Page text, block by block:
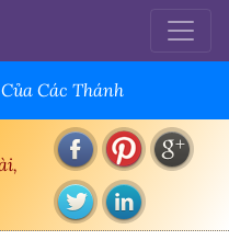
Các Thánh